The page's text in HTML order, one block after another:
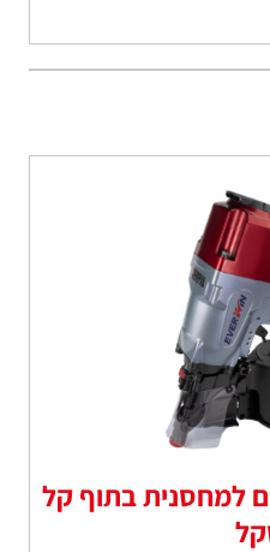
למחסנית בתוף קל